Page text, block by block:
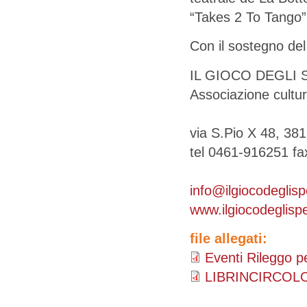
“Takes 2 To
Con il sostegno
IL GIOCO DEGLI
Associazione
via S.Pio X 48,
tel 0461-916251
file allegati:
Eventi Rileggo